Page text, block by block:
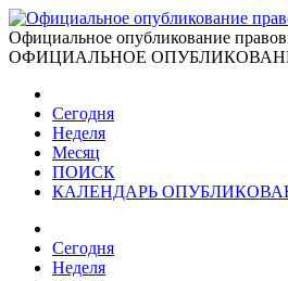
Официальное опубликование
ОФИЦИАЛЬНОЕ
Сегодня
Неделя
Месяц
ПОИСК
КАЛЕНДАРЬ
Сегодня
Неделя